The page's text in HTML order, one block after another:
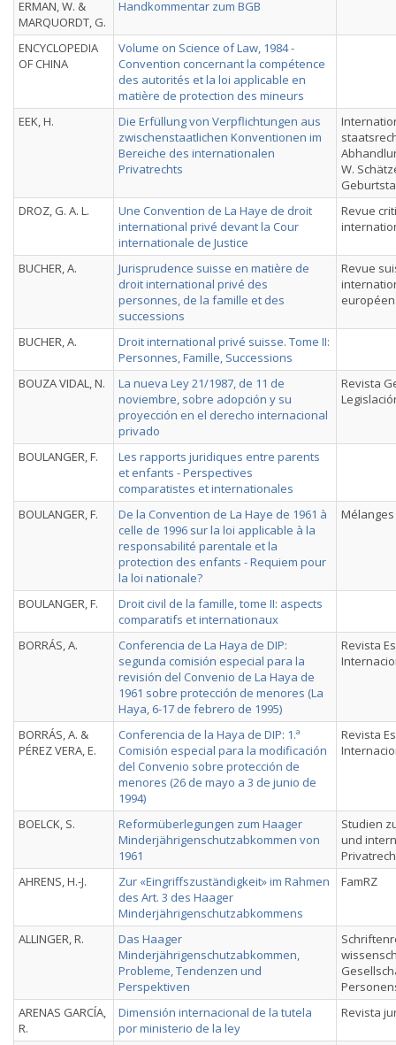
ERMAN, W. &
MARQUORDT, G.
Handkommentar zum BGB
ENCYCLOPEDIA
OF CHINA
Volume on Science of Law, 1984 -
Convention concernant la compétence
des autorités et la loi applicable en
matière de protection des mineurs
EEK, H.
Die Erfüllung von Verpflichtungen aus
zwischenstaatlichen Konventionen im
Bereiche des internationalen
Privatrechts
W.
DROZ, G. A. L.
Une Convention de La Haye de droit
international privé devant la Cour
internationale de Justice
Revue
BUCHER, A.
Jurisprudence suisse en matière de
droit international privé des
personnes, de la famille et des
successions
Revue
européen
BUCHER, A.
Droit international privé suisse. Tome II:
Personnes, Famille, Successions
BOUZA VIDAL, N.
La nueva Ley 21/1987, de 11 de
noviembre, sobre adopción y su
proyección en el derecho internacional
privado
Revista
BOULANGER, F.
Les rapports juridiques entre parents
et enfants - Perspectives
comparatistes et internationales
BOULANGER, F.
De la Convention de La Haye de 1961 à
celle de 1996 sur la loi applicable à la
responsabilité parentale et la
protection des enfants - Requiem pour
la loi nationale?
Mélanges
BOULANGER, F.
Droit civil de la famille, tome II: aspects
comparatifs et internationaux
BORRÁS, A.
Conferencia de La Haya de DIP:
segunda comisión especial para la
revisión del Convenio de La Haya de
1961 sobre protección de menores (La
Haya, 6-17 de febrero de 1995)
Revista
BORRÁS, A. &
PÉREZ VERA, E.
Conferencia de la Haya de DIP: 1.ª
Comisión especial para la modificación
del Convenio sobre protección de
menores (26 de mayo a 3 de junio de
1994)
Revista
BOELCK, S.
Reformüberlegungen zum Haager
Minderjährigenschutzabkommen von
1961
Studien
und
AHRENS, H.-J.
Zur «Eingriffszuständigkeit» im Rahmen
des Art. 3 des Haager
Minderjährigenschutzabkommens
FamRZ
ALLINGER, R.
Das Haager
Minderjährigenschutzabkommen,
Probleme, Tendenzen und
Perspektiven
ARENAS GARCÍA,
R.
Dimensión internacional de la tutela
por ministerio de la ley
Revista